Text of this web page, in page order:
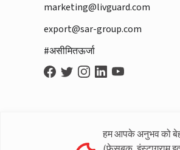
marketing@livguard.com
export@sar-group.com
#असीमितऊर्जा
हम आपके अनुभव को